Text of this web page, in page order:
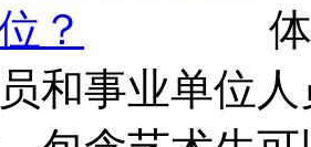
和事业单位